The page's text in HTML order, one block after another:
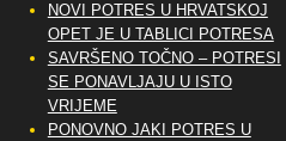
NOVI POTRES U HRVATSKOJ
OPET JE U TABLICI POTRESA
SAVRŠENO TOČNO – POTRESI
SE PONAVLJAJU U ISTO
VRIJEME
PONOVNO JAKI POTRES U